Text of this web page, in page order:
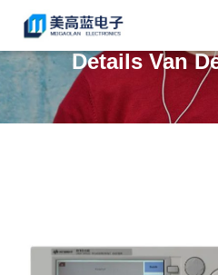
Details Van